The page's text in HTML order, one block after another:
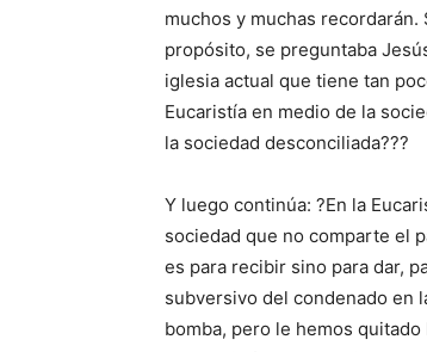
muchos y muchas
propósito, se preguntaba
iglesia actual que tiene tan
Eucaristía en medio de la
la sociedad desconciliada???
Y luego continúa: ?En la
sociedad que no comparte el
es para recibir sino para dar,
subversivo del condenado en
bomba, pero le hemos